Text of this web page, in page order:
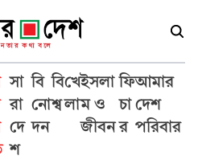
সা
রা
দে
শ
বি
নো
দন
বি
শ্ব
খে
লা
ইসলা
ম ও
জীবন
ফি
চা
র
আমার
দেশ
পরিবার